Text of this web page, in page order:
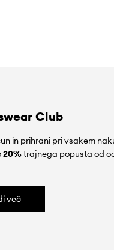
Club
in prihrani pri vsakem
20%trajnega popusta od
več